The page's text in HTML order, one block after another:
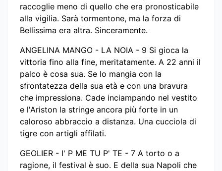
raccoglie meno di quello che era pronosticabile
alla vigilia. Sarà tormentone, ma la forza di
Bellissima era altra. Sinceramente.
ANGELINA MANGO - LA NOIA - 9 Si gioca la
vittoria fino alla fine, meritatamente. A 22 anni il
palco è cosa sua. Se lo mangia con la
sfrontatezza della sua età e con una bravura
che impressiona. Cade inciampando nel vestito
e l'Ariston la stringe ancora più forte in un
caloroso abbraccio a distanza. Una cucciola di
tigre con artigli affilati.
GEOLIER - I' P ME TU P' TE - 7 A torto o a
ragione, il festival è suo. E della sua Napoli che